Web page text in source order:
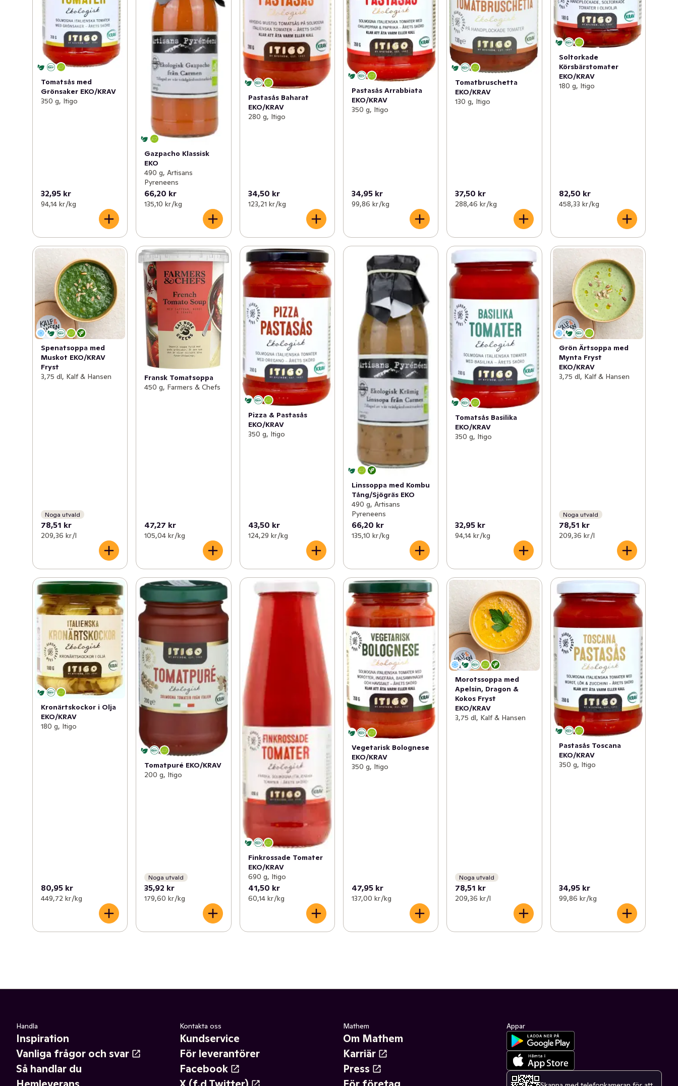
Tomatsås med
Grönsaker EKO/KRAV
350 g, Itigo
32,95 kr
94,14 kr /kg
Gazpacho Klassisk
EKO
490 g, Artisans
Pyreneens
66,20 kr
135,10 kr /kg
Pastasås Baharat
EKO/KRAV
280 g, Itigo
34,50 kr
123,21 kr /kg
Pastasås Arrabbiata
EKO/KRAV
350 g, Itigo
34,95 kr
99,86 kr /kg
Tomatbruschetta
EKO/KRAV
130 g, Itigo
37,50 kr
288,46 kr /kg
Soltorkade
Körsbärstomater
EKO/KRAV
180 g, Itigo
82,50 kr
458,33 kr /kg
Spenatsoppa med
Muskot EKO/KRAV
Fryst
3,75 dl, Kalf & Hansen
Noga utvald
78,51 kr
209,36 kr /l
Fransk Tomatsoppa
450 g, Farmers & Chefs
47,27 kr
105,04 kr /kg
Pizza & Pastasås
EKO/KRAV
350 g, Itigo
43,50 kr
124,29 kr /kg
Linssoppa med Kombu
Tång/Sjögräs EKO
490 g, Artisans
Pyreneens
66,20 kr
135,10 kr /kg
Tomatsås Basilika
EKO/KRAV
350 g, Itigo
32,95 kr
94,14 kr /kg
Grön Ärtsoppa med
Mynta Fryst
EKO/KRAV
3,75 dl, Kalf & Hansen
Noga utvald
78,51 kr
209,36 kr /l
Kronärtskockor i Olja
EKO/KRAV
180 g, Itigo
80,95 kr
449,72 kr /kg
Tomatpuré EKO/KRAV
200 g, Itigo
Noga utvald
35,92 kr
179,60 kr /kg
Finkrossade Tomater
EKO/KRAV
690 g, Itigo
41,50 kr
60,14 kr /kg
Vegetarisk Bolognese
EKO/KRAV
350 g, Itigo
47,95 kr
137,00 kr /kg
Morotssoppa med
Apelsin, Dragon &
Kokos Fryst
EKO/KRAV
3,75 dl, Kalf & Hansen
Noga utvald
78,51 kr
209,36 kr /l
Pastasås Toscana
EKO/KRAV
350 g, Itigo
34,95 kr
99,86 kr /kg
Handla
Inspiration
Vanliga frågor och svar
Så handlar du
Kontakta oss
Kundservice
För leverantörer
Facebook
Mathem
Om Mathem
Karriär
Press
Appar